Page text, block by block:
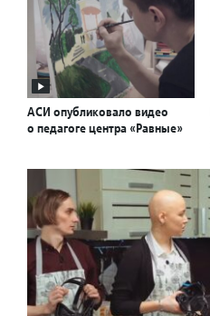
АСИ опубликовало видео
о педагоге центра «Равные»